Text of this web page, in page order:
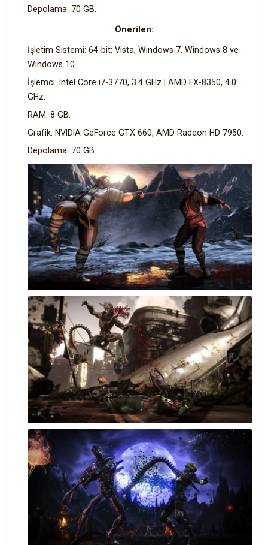
Depolama: 70 GB.
Önerilen:
İşletim Sistemi: 64-bit: Vista, Windows 7, Windows 8 ve
Windows 10.
İşlemci: Intel Core i7-3770, 3.4 GHz | AMD FX-8350, 4.0
GHz.
RAM: 8 GB.
Grafik: NVIDIA GeForce GTX 660, AMD Radeon HD 7950.
Depolama: 70 GB.